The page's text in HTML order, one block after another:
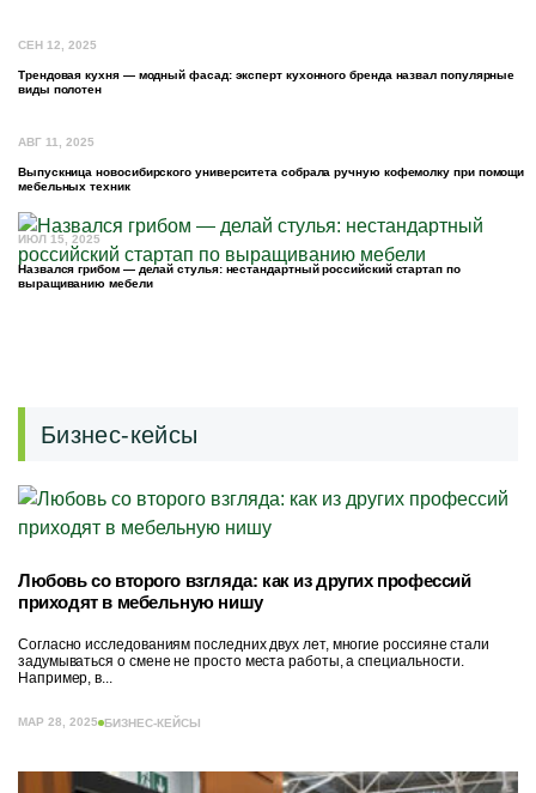
СЕН 12, 2025
Трендовая кухня — модный фасад: эксперт кухонного бренда назвал популярные
виды полотен
АВГ 11, 2025
Выпускница новосибирского университета собрала ручную кофемолку при помощи
мебельных техник
ИЮЛ 15, 2025
Назвался грибом — делай стулья: нестандартный российский стартап по
выращиванию мебели
Бизнес-кейсы
Любовь со второго взгляда: как из других профессий
приходят в мебельную нишу
Согласно исследованиям последних двух лет, многие россияне стали
задумываться о смене не просто места работы, а специальности.
Например, в...
МАР 28, 2025 БИЗНЕС-КЕЙСЫ